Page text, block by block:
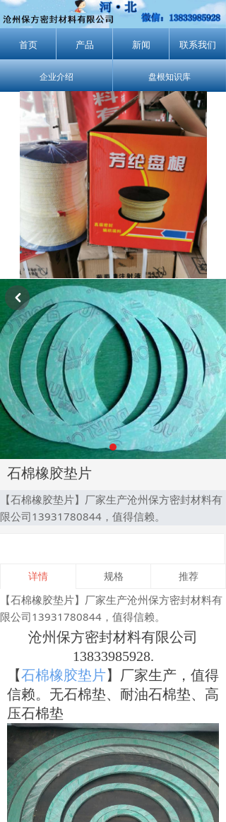
首页 产品 新闻 联系我们
企业介绍 盘根知识库
石棉橡胶垫片
详情 规格 推荐
沧州保方密封材料有限公司
13833985928.
【石棉橡胶垫片】厂家生产，值得
信赖。无石棉垫、耐油石棉垫、高
压石棉垫
【石棉橡胶垫片】厂家生产沧州保方密封材料有
限公司13931780844，值得信赖。
낒
【石棉橡胶垫片】厂家生产沧州保方密封材料有
限公司13931780844，值得信赖。